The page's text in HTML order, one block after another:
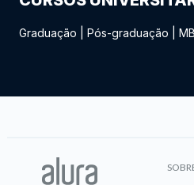
Graduação Pós-graduação